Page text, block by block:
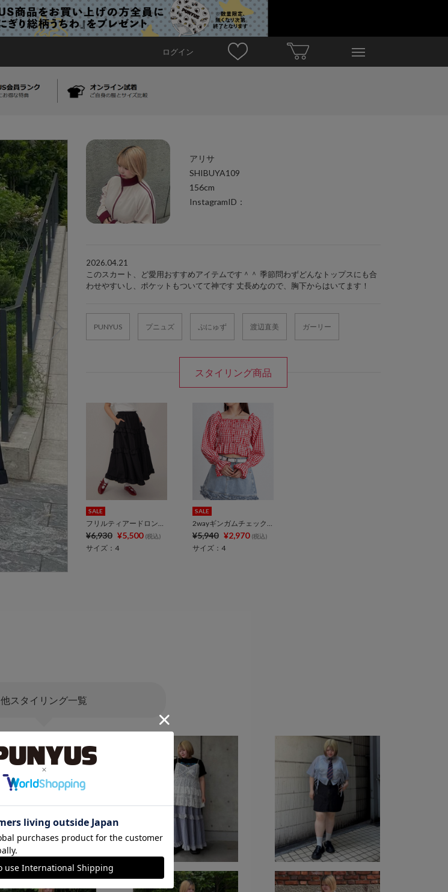
ログイン
アリサ
SHIBUYA109
156cm
InstagramID：
2026.04.21
このスカート、ど愛用おすすめアイテムです＾＾ 季節問わずどんなトップスにも合
わせやすいし、ポケットもついてて神です 丈長めなので、胸下からはいてます！
PUNYUS プニュズ ぷにゅず 渡辺直美 ガーリー
スタイリング商品
SALE
フリルティアードロングスカート
¥6,930 ¥5,500 (税込)
サイズ：4
SALE
2wayギンガムチェックブラウス
¥5,940 ¥2,970 (税込)
サイズ：4
他スタイリング一覧